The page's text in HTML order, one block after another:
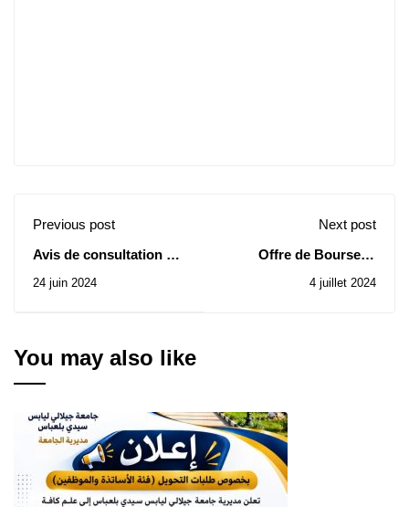
Previous post
Avis de consultation N°
2024
24 juin 2024
Next post
Offre de Bourses -
Saoudiennes
4 juillet 2024
You may also like